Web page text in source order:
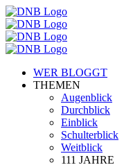
WER BLOGGT
THEMEN
Augenblick
Durchblick
Einblick
Schulterblick
Weitblick
111 JAHRE